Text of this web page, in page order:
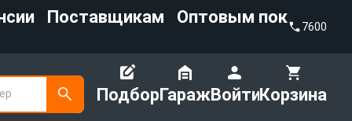
Поставщикам Оптовым 7600
Подбор Корзина
ГаражВойти